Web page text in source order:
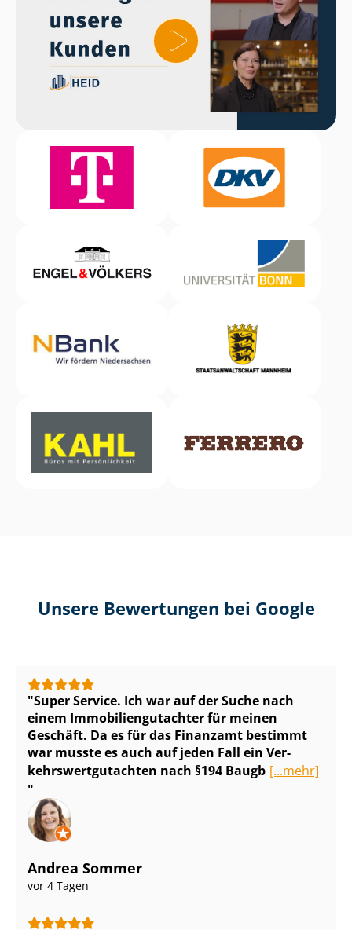
Unsere Bewertungen bei Google
Super Service. Ich war auf der Suche nach
einem Im­mo­bi­li­en­gut­ach­ter für meinen
Geschäft. Da es für das Finanzamt bestimmt
war musste es auch auf jeden Fall ein Ver­
kehrs­wert­gut­ach­ten nach §194 Baugb [...mehr]
Andrea Sommer
vor 4 Tagen